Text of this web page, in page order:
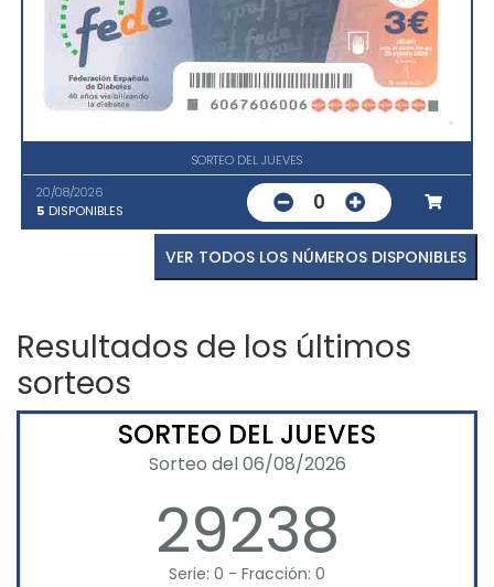
SORTEO DEL JUEVES
20/08/2026
5 DISPONIBLES 0
VER TODOS LOS NÚMEROS DISPONIBLES
Resultados de los últimos
sorteos
SORTEO DEL JUEVES
Sorteo del 06/08/2026
29238
Serie: 0 - Fracción: 0